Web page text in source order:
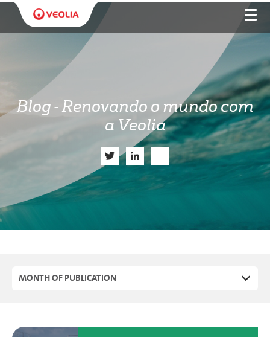
Blog - Renovando o mundo com
a Veolia
Twitter
LinkedIn
Share
MONTH OF PUBLICATION